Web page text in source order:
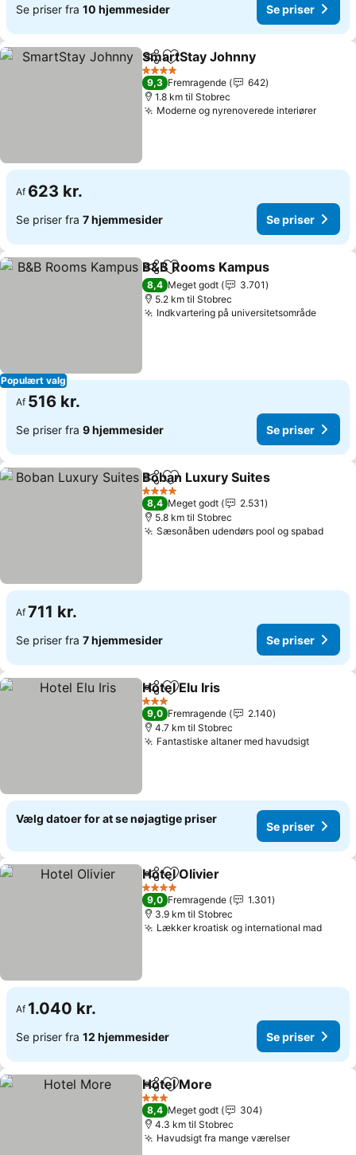
Se priser fra 10 hjemmesider Se priser
Del Føj til favoritter
SmartStay Johnny
4 Stjerner
9,3 Fremragende
642
1.8 km til Stobrec
Moderne og nyrenoverede interiører
Af 623 kr.
Se priser fra 7 hjemmesider Se priser
Populært valg
Del Føj til favoritter
B&B Rooms Kampus
8,4 Meget godt
3.701
5.2 km til Stobrec
Indkvartering på universitetsområde
Af 516 kr.
Se priser fra 9 hjemmesider Se priser
Del Føj til favoritter
Boban Luxury Suites
4 Stjerner
8,4 Meget godt
2.531
5.8 km til Stobrec
Sæsonåben udendørs pool og spabad
Af 711 kr.
Se priser fra 7 hjemmesider Se priser
Del Føj til favoritter
Hotel Elu Iris
3 Stjerner
9,0 Fremragende
2.140
4.7 km til Stobrec
Fantastiske altaner med havudsigt
Vælg datoer for at se nøjagtige priser
Se priser
Del Føj til favoritter
Hotel Olivier
4 Stjerner
9,0 Fremragende
1.301
3.9 km til Stobrec
Lækker kroatisk og international mad
Af 1.040 kr.
Se priser fra 12 hjemmesider Se priser
Del Føj til favoritter
Hotel More
3 Stjerner
8,4 Meget godt
304
4.3 km til Stobrec
Havudsigt fra mange værelser